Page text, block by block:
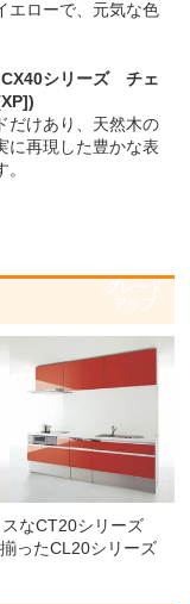
エローで、元気な色
シリーズ チェ
だけあり、天然木の
に再現した豊かな表
グレード
アップ
なCT20シリーズ
ったCL20シリーズ